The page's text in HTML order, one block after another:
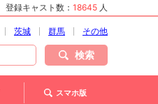
登録キャスト数： 18645 人
茨城 群馬 その他
検索
スマホ版